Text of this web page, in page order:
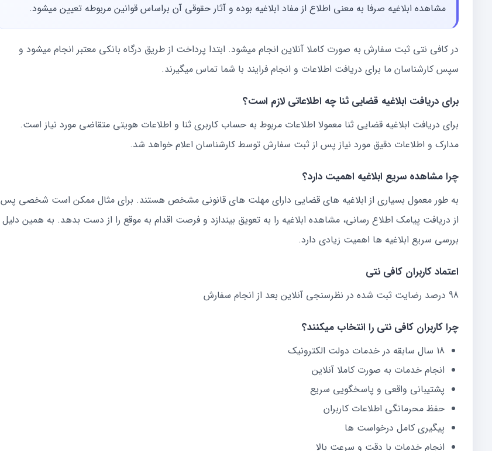
مشاهده ابلاغیه صرفا به معنی اطلاع از مفاد ابلاغیه بوده و آثار حقوقی آن براساس قوانین مربوطه تعیین میشود.
در کافی نتی ثبت سفارش به صورت کاملا آنلاین انجام میشود. ابتدا پرداخت از طریق درگاه بانکی معتبر انجام میشود و
سپس کارشناسان ما برای دریافت اطلاعات و انجام فرایند با شما تماس میگیرند.
برای دریافت ابلاغیه قضایی ثنا چه اطلاعاتی لازم است؟
برای دریافت ابلاغیه قضایی ثنا معمولا اطلاعات مربوط به حساب کاربری ثنا و اطلاعات هویتی متقاضی مورد نیاز است.
مدارک و اطلاعات دقیق مورد نیاز پس از ثبت سفارش توسط کارشناسان اعلام خواهد شد.
چرا مشاهده سریع ابلاغیه اهمیت دارد؟
به طور معمول بسیاری از ابلاغیه های قضایی دارای مهلت های قانونی مشخص هستند. برای مثال ممکن است شخصی پس
از دریافت پیامک اطلاع رسانی، مشاهده ابلاغیه را به تعویق بیندازد و فرصت اقدام به موقع را از دست بدهد. به همین دلیل
بررسی سریع ابلاغیه ها اهمیت زیادی دارد.
اعتماد کاربران کافی نتی
98 درصد رضایت ثبت شده در نظرسنجی آنلاین بعد از انجام سفارش
چرا کاربران کافی نتی را انتخاب میکنند؟
18 سال سابقه در خدمات دولت الکترونیک
انجام خدمات به صورت کاملا آنلاین
پشتیبانی واقعی و پاسخگویی سریع
حفظ محرمانگی اطلاعات کاربران
پیگیری کامل درخواست ها
انجام خدمات با دقت و سرعت بالا